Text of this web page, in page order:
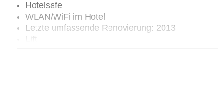
Hotelsafe
WLAN/WiFi im Hotel
Letzte umfassende Renovierung: 2013
Lift